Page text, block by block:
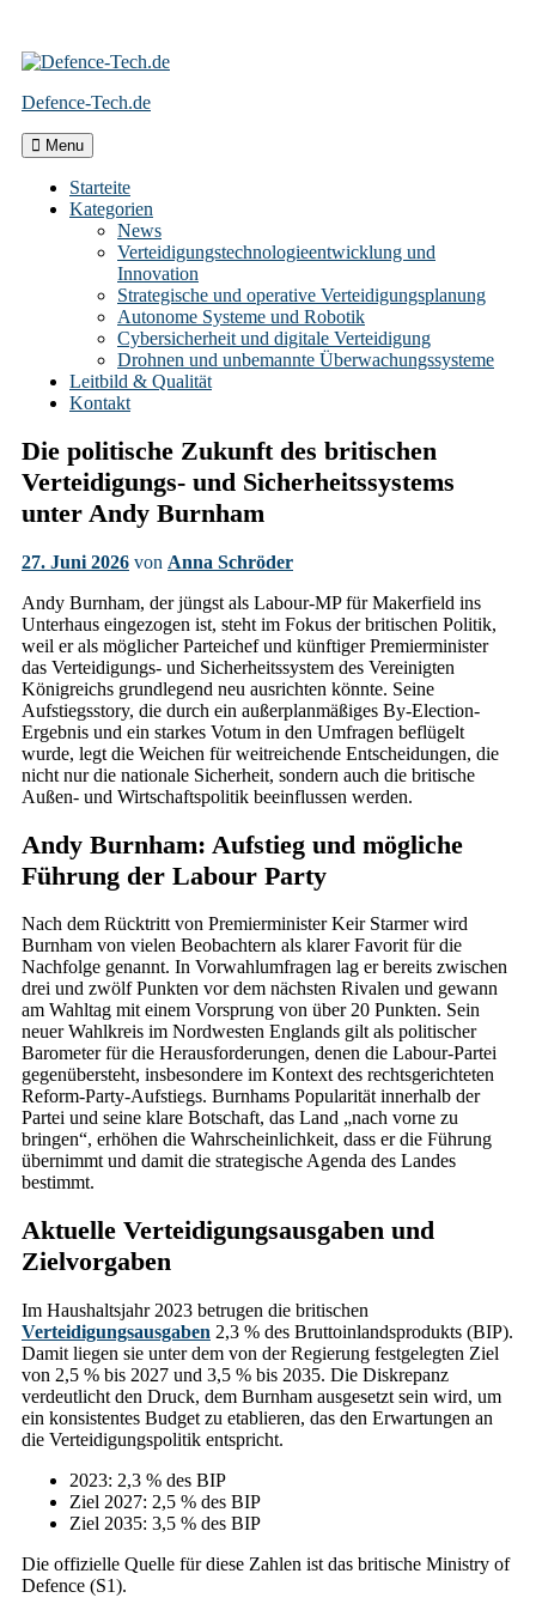
Skip
content
Defence-Tech.de
Menu
Starteite
Kategorien
News
Verteidigungstechnologieentwicklung und
Innovation
Strategische und operative Verteidigungsplanung
Autonome Systeme und Robotik
Cybersicherheit und digitale Verteidigung
Drohnen und unbemannte Überwachungssysteme
Leitbild & Qualität
Kontakt
Die politische Zukunft des britischen
Verteidigungs- und Sicherheitssystems
unter Andy Burnham
27. Juni 2026 von Anna Schröder
Andy Burnham, der jüngst als Labour-MP für Makerfield ins
Unterhaus eingezogen ist, steht im Fokus der britischen Politik,
weil er als möglicher Parteichef und künftiger Premierminister
das Verteidigungs- und Sicherheitssystem des Vereinigten
Königreichs grundlegend neu ausrichten könnte. Seine
Aufstiegsstory, die durch ein außerplanmäßiges By-Election-
Ergebnis und ein starkes Votum in den Umfragen beflügelt
wurde, legt die Weichen für weitreichende Entscheidungen, die
nicht nur die nationale Sicherheit, sondern auch die britische
Außen- und Wirtschaftspolitik beeinflussen werden.
Andy Burnham: Aufstieg und mögliche
Führung der Labour Party
Nach dem Rücktritt von Premierminister Keir Starmer wird
Burnham von vielen Beobachtern als klarer Favorit für die
Nachfolge genannt. In Vorwahlumfragen lag er bereits zwischen
drei und zwölf Punkten vor dem nächsten Rivalen und gewann
am Wahltag mit einem Vorsprung von über 20 Punkten. Sein
neuer Wahlkreis im Nordwesten Englands gilt als politischer
Barometer für die Herausforderungen, denen die Labour-Partei
gegenübersteht, insbesondere im Kontext des rechtsgerichteten
Reform-Party-Aufstiegs. Burnhams Popularität innerhalb der
Partei und seine klare Botschaft, das Land „nach vorne zu
bringen“, erhöhen die Wahrscheinlichkeit, dass er die Führung
übernimmt und damit die strategische Agenda des Landes
bestimmt.
Aktuelle Verteidigungsausgaben und
Zielvorgaben
Im Haushaltsjahr 2023 betrugen die britischen
Verteidigungsausgaben 2,3 % des Bruttoinlandsprodukts (BIP).
Damit liegen sie unter dem von der Regierung festgelegten Ziel
von 2,5 % bis 2027 und 3,5 % bis 2035. Die Diskrepanz
verdeutlicht den Druck, dem Burnham ausgesetzt sein wird, um
ein konsistentes Budget zu etablieren, das den Erwartungen an
die Verteidigungspolitik entspricht.
2023: 2,3 % des BIP
Ziel 2027: 2,5 % des BIP
Ziel 2035: 3,5 % des BIP
Die offizielle Quelle für diese Zahlen ist das britische Ministry of
Defence (S1).